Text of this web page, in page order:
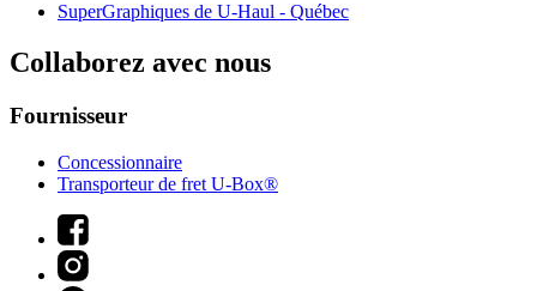
SuperGraphiques de U-Haul - Québec
Collaborez avec nous
Fournisseur
Concessionnaire
Transporteur de fret U-Box®